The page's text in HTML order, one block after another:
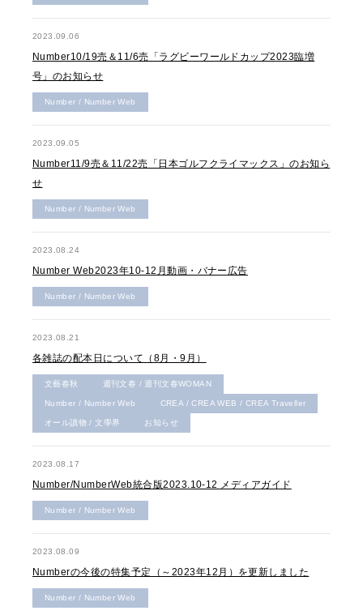
2023.09.06
Number10/19売＆11/6売「ラグビーワールドカップ2023臨増
号」のお知らせ
Number / Number Web
2023.09.05
Number11/9売＆11/22売「日本ゴルフクライマックス」のお知ら
せ
Number / Number Web
2023.08.24
Number Web2023年10‐12月動画・バナー広告
Number / Number Web
2023.08.21
各雑誌の配本日について（8月・9月）
文藝春秋 週刊文春 / 週刊文春WOMAN
Number / Number Web CREA / CREA WEB / CREA Traveller
オール讀物 / 文學界 お知らせ
2023.08.17
Number/NumberWeb統合版2023.10-12 メディアガイド
Number / Number Web
2023.08.09
Numberの今後の特集予定（～2023年12月）を更新しました
Number / Number Web